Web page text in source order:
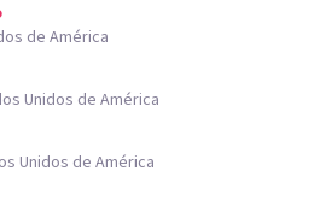
de América
Unidos de América
Unidos de América